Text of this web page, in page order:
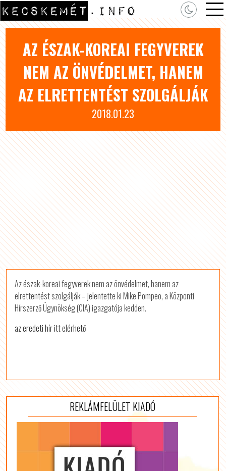
AZ ÉSZAK-KOREAI FEGYVEREK
NEM AZ ÖNVÉDELMET, HANEM
AZ ELRETTENTÉST SZOLGÁLJÁK
2018.01.23
Az észak-koreai fegyverek nem az önvédelmet, hanem az
elrettentést szolgálják – jelentette ki Mike Pompeo, a Központi
Hírszerző Ügynökség (CIA) igazgatója kedden.
az eredeti hír itt elérhető
REKLÁMFELÜLET KIADÓ